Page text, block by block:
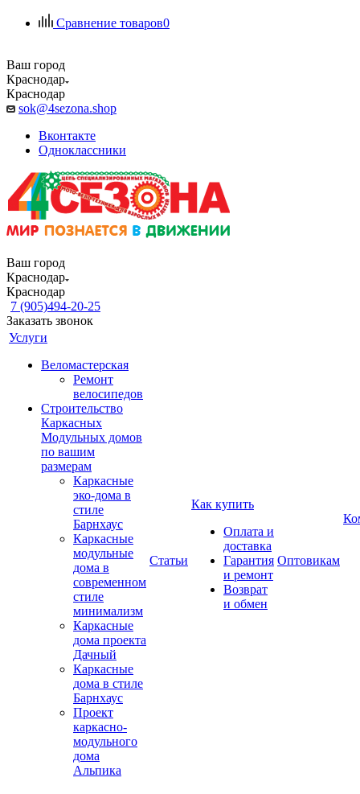
Сравнение товаров0
Ваш город
Краснодар
Краснодар
sok@4sezona.shop
Вконтакте
Одноклассники
Ваш город
Краснодар
Краснодар
7 (905)494-20-25
Заказать звонок
Услуги
Веломастерская
Ремонт
велосипедов
Строительство
Каркасных
Модульных домов
по вашим
размерам
Каркасные
эко-дома в
стиле
Барнхаус
Каркасные
модульные
дома в
современном
стиле
минимализм
Каркасные
дома проекта
Дачный
Каркасные
дома в стиле
Барнхаус
Проект
каркасно-
модульного
дома
Альпика
Статьи
Как купить
Оплата и
доставка
Гарантия
и ремонт
Возврат
и обмен
Оптовикам